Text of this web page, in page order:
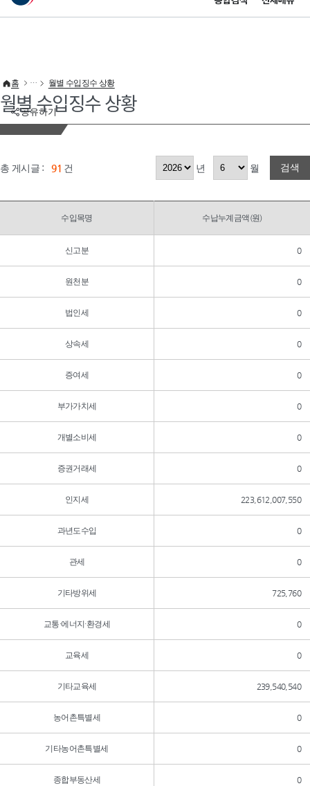
이 누리집은 대한민국 공식 전자정부 누리집입니다.
공유하기
홈 월별 수입징수 상황
월별 수입징수 상황
총 게시글 : 91 건 년 월 검색
수입목명 수납누계금액(원)
신고분 0
원천분 0
법인세 0
상속세 0
증여세 0
부가가치세 0
개별소비세 0
증권거래세 0
인지세 223,612,007,550
과년도수입 0
관세 0
기타방위세 725,760
교통·에너지·환경세 0
교육세 0
기타교육세 239,540,540
농어촌특별세 0
기타농어촌특별세 0
종합부동산세 0